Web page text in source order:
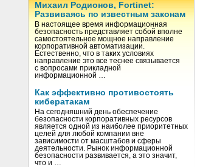
Михаил Родионов, Fortinet:
Развиваясь по известным законам
В настоящее время информационная
безопасность представляет собой вполне
самостоятельное мощное направление
корпоративной автоматизации.
Естественно, что в таких условиях
направление это все теснее связывается
с вопросами прикладной
информационной …
Как эффективно противостоять
кибератакам
На сегодняшний день обеспечение
безопасности корпоративных ресурсов
является одной из наиболее приоритетных
целей для любой компании вне
зависимости от масштабов и сферы
деятельности. Рынок информационной
безопасности развивается, а это значит,
что и …